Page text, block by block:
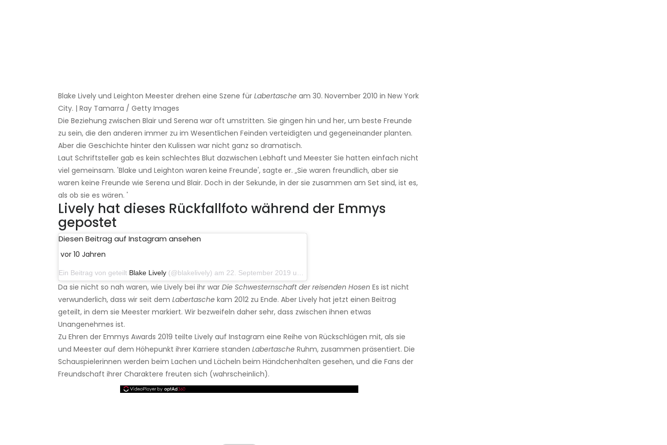
Blake Lively und Leighton Meester drehen eine Szene für Labertasche am 30. November 2010 in New York
City. | Ray Tamarra / Getty Images
Die Beziehung zwischen Blair und Serena war oft umstritten. Sie gingen hin und her, um beste Freunde
zu sein, die den anderen immer zu im Wesentlichen Feinden verteidigten und gegeneinander planten.
Aber die Geschichte hinter den Kulissen war nicht ganz so dramatisch.
Laut Schriftsteller gab es kein schlechtes Blut dazwischen Lebhaft und Meester Sie hatten einfach nicht
viel gemeinsam. 'Blake und Leighton waren keine Freunde', sagte er. „Sie waren freundlich, aber sie
waren keine Freunde wie Serena und Blair. Doch in der Sekunde, in der sie zusammen am Set sind, ist es,
als ob sie es wären. '
Lively hat dieses Rückfallfoto während der Emmys
gepostet
Diesen Beitrag auf Instagram ansehen
vor 10 Jahren
Ein Beitrag von geteilt Blake Lively (@blakelively) am 22. September 2019 um 19:11 Uhr PDT
Da sie nicht so nah waren, wie Lively bei ihr war Die Schwesternschaft der reisenden Hosen Es ist nicht
verwunderlich, dass wir seit dem Labertasche kam 2012 zu Ende. Aber Lively hat jetzt einen Beitrag
geteilt, in dem sie Meester markiert. Wir bezweifeln daher sehr, dass zwischen ihnen etwas
Unangenehmes ist.
Zu Ehren der Emmys Awards 2019 teilte Lively auf Instagram eine Reihe von Rückschlägen mit, als sie
und Meester auf dem Höhepunkt ihrer Karriere standen Labertasche Ruhm, zusammen präsentiert. Die
Schauspielerinnen werden beim Lachen und Lächeln beim Händchenhalten gesehen, und die Fans der
Freundschaft ihrer Charaktere freuten sich (wahrscheinlich).